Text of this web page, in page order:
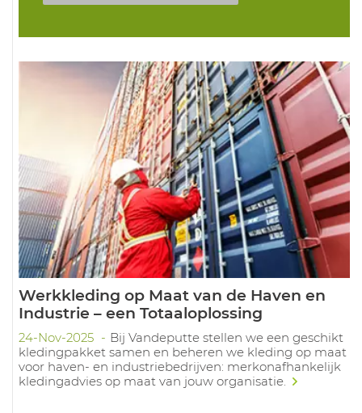
Werkkleding op Maat van de Haven en
Industrie – een Totaaloplossing
24-Nov-2025
Bij Vandeputte stellen we een geschikt
kledingpakket samen en beheren we kleding op maat
voor haven- en industriebedrijven: merkonafhankelijk
kledingadvies op maat van jouw organisatie.